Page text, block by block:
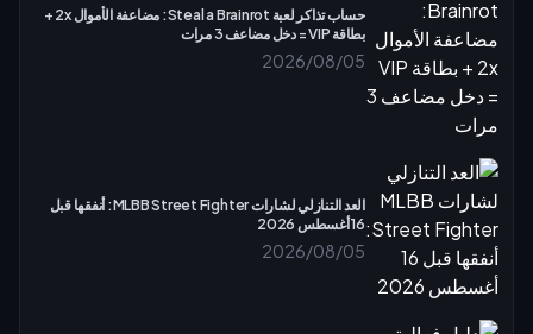
حساب تذاكر لعبة Steal a Brainrot: مضاعفة الأموال 2x +
بطاقة VIP = دخل مضاعف 3 مرات
2026/08/05
العد التنازلي لشارات MLBB Street Fighter: أنفقها قبل
16 أغسطس 2026
2026/08/05